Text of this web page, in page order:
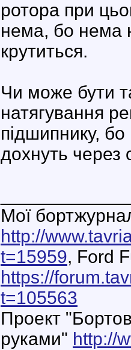
ротора при
нема, бо нема
крутиться.
Чи може бути
натягування
підшипнику,
дохнуть через
Мої
http://
t=15959, Ford
https://
t=105563
Проект
руками" http://